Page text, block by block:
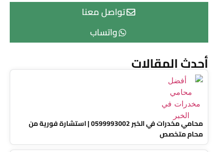
تواصل معنا
واتساب
أحدث المقالات
محامي مخدرات في الخبر 0599993002 | استشارة فورية من
محام متخصص